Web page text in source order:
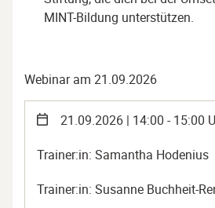
MINT-Bildung unterstützen.
Webinar am 21.09.2026
21.09.2026 | 14:00 - 15:00
Trainer:in: Samantha Hodenius
Trainer:in: Susanne Buchheit-